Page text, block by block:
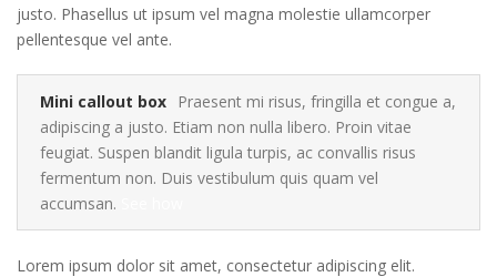
justo. Phasellus ut ipsum vel magna molestie ullamcorper
pellentesque vel ante.
Mini callout box
Praesent mi risus, fringilla et congue a,
adipiscing a justo. Etiam non nulla libero. Proin vitae
feugiat. Suspen blandit ligula turpis, ac convallis risus
fermentum non. Duis vestibulum quis quam vel
accumsan.
Lorem ipsum dolor sit amet, consectetur adipiscing elit.